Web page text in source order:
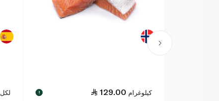
129.00 كيلوغرام ! لكل